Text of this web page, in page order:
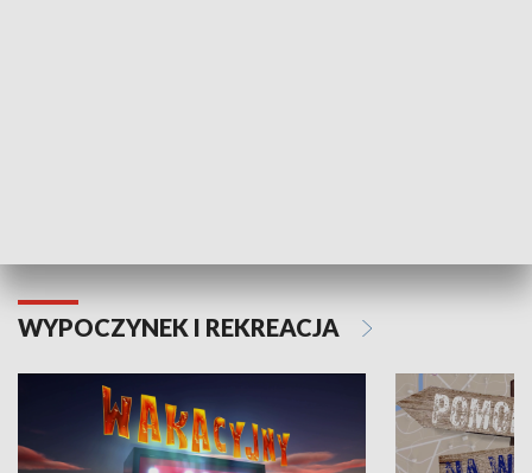
WYPOCZYNEK I REKREACJA